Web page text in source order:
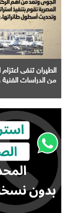
الطيران تنفى
من الدراسات